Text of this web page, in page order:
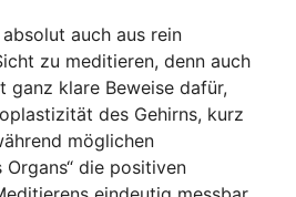
auch aus rein
zu meditieren, denn auch
ganz klare Beweise dafür,
des Gehirns, kurz
möglichen
die positiven